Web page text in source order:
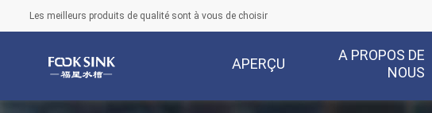
Les meilleurs produits de qualité sont à vous de choisir
APERÇU
A PROPOS DE
NOUS